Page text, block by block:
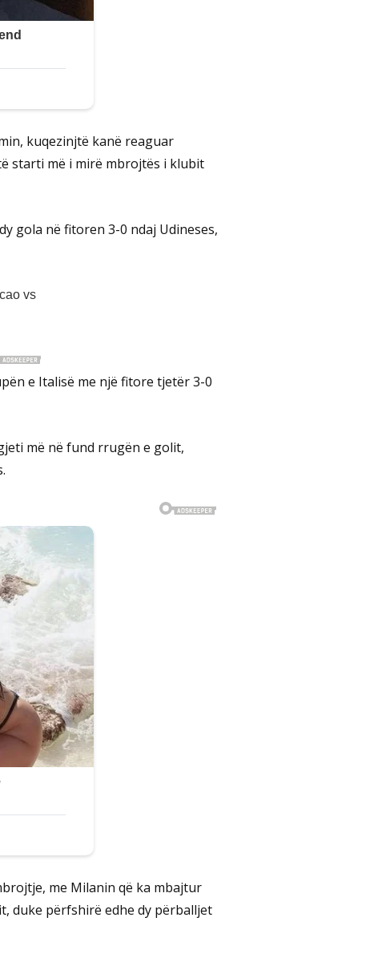
kuqezinjtë kanë reaguar
starti më i mirë mbrojtës i klubit
gola në fitoren 3-0 ndaj Udineses,
e Italisë me një fitore tjetër 3-0
më në fund rrugën e golit,
me Milanin që ka mbajtur
duke përfshirë edhe dy përballjet